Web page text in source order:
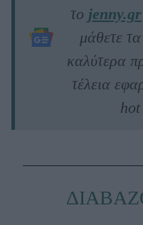
το jenny.gr
μάθετε
καλύτερα
τέλεια